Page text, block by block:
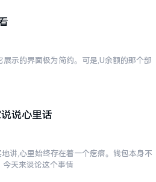
示的界面极为简约。可是,U余额的那个部
说心里话
讲,心里始终存在着一个疙瘩。钱包本身不
天来谈论这个事情